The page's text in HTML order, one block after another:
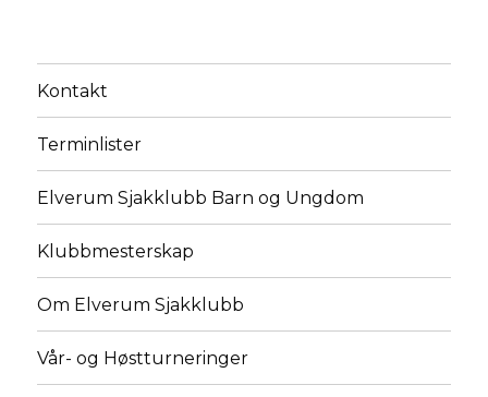
Kontakt
Terminlister
Elverum Sjakklubb Barn og Ungdom
Klubbmesterskap
Om Elverum Sjakklubb
Vår- og Høstturneringer